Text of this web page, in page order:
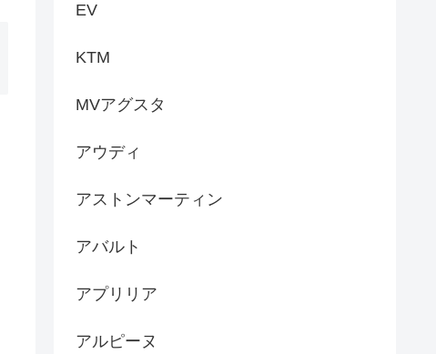
EV
KTM
MVアグスタ
アウディ
アストンマーティン
アバルト
アプリリア
アルピーヌ